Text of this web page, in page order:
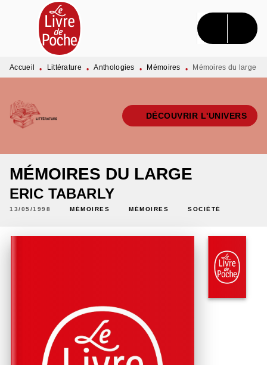
MENU RECHERCHE CONTENU
PIED DE PAGE
Accueil • Littérature • Anthologies • Mémoires • Mémoires du large
DÉCOUVRIR L'UNIVERS
MÉMOIRES DU LARGE
ERIC TABARLY
13/05/1998 MÉMOIRES MÉMOIRES SOCIÉTÉ